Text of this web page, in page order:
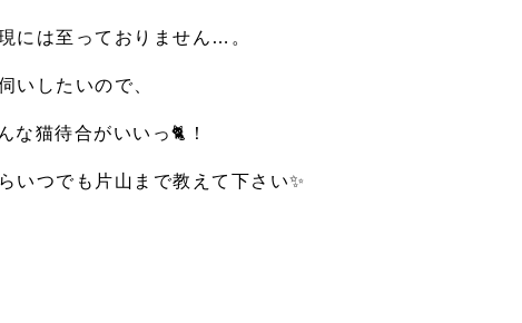
には至っておりません…。
いしたいので、
な猫待合がいいっ🐈 ！
いつでも片山まで教えて下さい✨